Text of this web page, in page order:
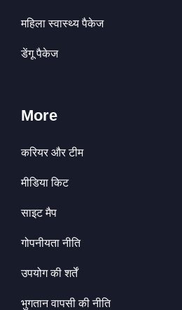
महिला स्वास्थ्य पैकेज
डेंगू पैकेज
More
करियर और टीम
मीडिया किट
साइट मैप
गोपनीयता नीति
उपयोग की शर्तें
भुगतान वापसी की नीति